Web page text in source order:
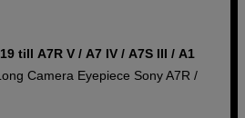
till A7R V / A7 IV / A7S III / A1
Camera Eyepiece Sony A7R /